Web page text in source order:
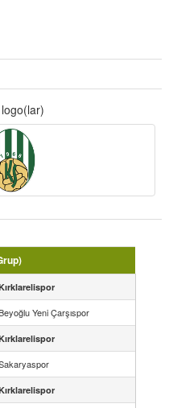
Yeni Çarşıspor